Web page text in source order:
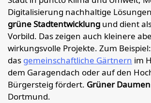
Digitalisierung nachhaltige
grüne Stadtentwicklung und dient
Vorbild. Das zeigen auch kleinere
wirkungsvolle Projekte. Zum Beispiel:
das gemeinschaftliche Gärtnern im
dem Garagendach oder auf den
Bürgersteig fördert. Grüner
Dortmund.